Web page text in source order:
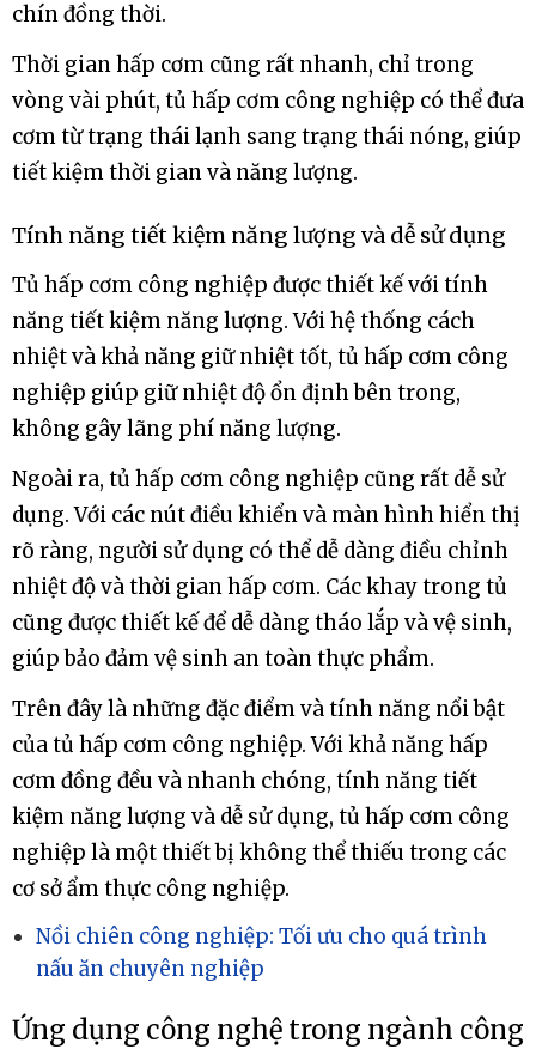
chín đồng thời.
Thời gian hấp cơm cũng rất nhanh, chỉ trong
vòng vài phút, tủ hấp cơm công nghiệp có thể đưa
cơm từ trạng thái lạnh sang trạng thái nóng, giúp
tiết kiệm thời gian và năng lượng.
Tính năng tiết kiệm năng lượng và dễ sử dụng
Tủ hấp cơm công nghiệp được thiết kế với tính
năng tiết kiệm năng lượng. Với hệ thống cách
nhiệt và khả năng giữ nhiệt tốt, tủ hấp cơm công
nghiệp giúp giữ nhiệt độ ổn định bên trong,
không gây lãng phí năng lượng.
Ngoài ra, tủ hấp cơm công nghiệp cũng rất dễ sử
dụng. Với các nút điều khiển và màn hình hiển thị
rõ ràng, người sử dụng có thể dễ dàng điều chỉnh
nhiệt độ và thời gian hấp cơm. Các khay trong tủ
cũng được thiết kế để dễ dàng tháo lắp và vệ sinh,
giúp bảo đảm vệ sinh an toàn thực phẩm.
Trên đây là những đặc điểm và tính năng nổi bật
của tủ hấp cơm công nghiệp. Với khả năng hấp
cơm đồng đều và nhanh chóng, tính năng tiết
kiệm năng lượng và dễ sử dụng, tủ hấp cơm công
nghiệp là một thiết bị không thể thiếu trong các
cơ sở ẩm thực công nghiệp.
Nồi chiên công nghiệp: Tối ưu cho quá trình
nấu ăn chuyên nghiệp
Ứng dụng công nghệ trong ngành công